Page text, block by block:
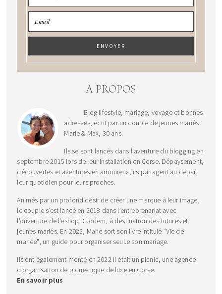
A PROPOS
Blog lifestyle, mariage, voyage et bonnes
adresses, écrit par un couple de jeunes mariés :
Marie & Max, 30 ans.
Ils se sont lancés dans l'aventure du blogging en
septembre 2015 lors de leur installation en Corse. Dépaysement,
découvertes et aventures en amoureux, ils partagent au départ
leur quotidien pour leurs proches.
Animés par un profond désir de créer une marque à leur image,
le couple s’est lancé en 2018 dans l’entreprenariat avec
l'ouverture de l'eshop Duodem, à destination des futures et
jeunes mariés. En 2023, Marie sort son livre intitulé "Vie de
mariée", un guide pour organiser seul.e son mariage.
Ils ont également monté en 2022 Il était un picnic, une agence
d'organisation de pique-nique de luxe en Corse.
En savoir plus